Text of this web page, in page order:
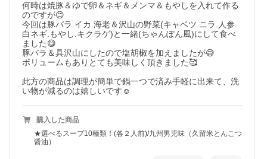
何時は焼豚＆ゆで卵＆ネギ＆メンマ＆もやしを入れて作る
のですが😊
今回は豚バラ.イカ.海老＆沢山の野菜(キャベツ.ニラ.人参.
白ネギ.もやし.キクラゲ)と一緒(ちゃんぽん風)にして食べ
ました😋
豚バラ＆具沢山にしたので塩胡椒を加えましたが😅
ボリュームもありとても美味しく頂きました🥰
此方の商品は調理が簡単で鍋一つで済み手軽に出来て、洗
い物が減るのは嬉しいです☺️
購入した商品
★選べるスープ10種類！(各２人前)/九州男児味（久留米とんこつ
醤油）